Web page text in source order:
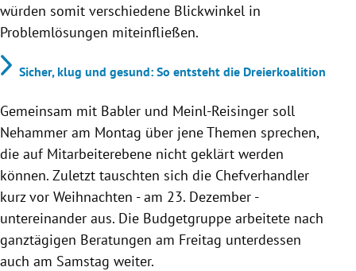
würden somit verschiedene Blickwinkel in
Problemlösungen miteinfließen.
Sicher, klug und gesund: So entsteht die Dreierkoalition
Gemeinsam mit Babler und Meinl-Reisinger soll
Nehammer am Montag über jene Themen sprechen,
die auf Mitarbeiterebene nicht geklärt werden
können. Zuletzt tauschten sich die Chefverhandler
kurz vor Weihnachten - am 23. Dezember -
untereinander aus. Die Budgetgruppe arbeitete nach
ganztägigen Beratungen am Freitag unterdessen
auch am Samstag weiter.